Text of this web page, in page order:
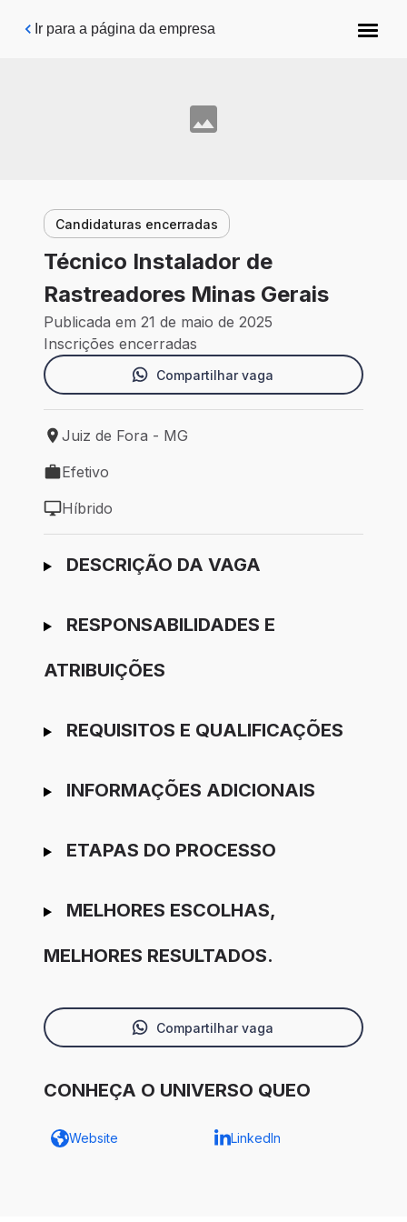
Pular para o conteúdo principal
Ir para a página da empresa
Candidaturas encerradas
Técnico Instalador de
Rastreadores Minas Gerais
Publicada em 21 de maio de 2025
Inscrições encerradas
Compartilhar vaga
Local de trabalho: Juiz de Fora - MG
Juiz de Fora - MG
Tipo de vaga: Efetivo
Efetivo
Modelo de trabalho: Híbrido
Híbrido
Ir para candidatura
DESCRIÇÃO DA VAGA
RESPONSABILIDADES E
ATRIBUIÇÕES
REQUISITOS E QUALIFICAÇÕES
INFORMAÇÕES ADICIONAIS
ETAPAS DO PROCESSO
MELHORES ESCOLHAS,
MELHORES RESULTADOS.
Compartilhar vaga
CONHEÇA O UNIVERSO QUEO
Website LinkedIn